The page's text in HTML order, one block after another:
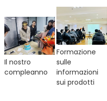
Il nostro
compleanno
Formazione
sulle
informazioni
sui prodotti